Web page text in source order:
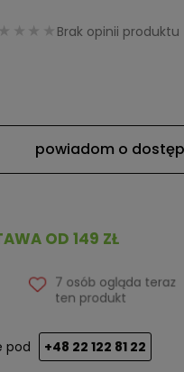
Brak opinii produktu
OD 149 ZŁ
7 osób ogląda teraz
ten produkt
pod +48 22 122 81 22
powiadom o